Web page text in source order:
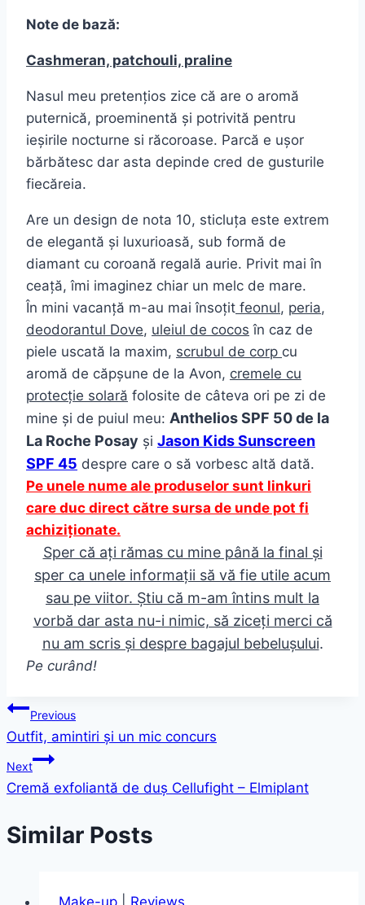
Note de bază:
Cashmeran, patchouli, praline
Nasul meu pretențios zice că are o aromă
puternică, proeminentă și potrivită pentru
ieșirile nocturne si răcoroase. Parcă e ușor
bărbătesc dar asta depinde cred de gusturile
fiecăreia.
Are un design de nota 10, sticluța este extrem
de elegantă și luxurioasă, sub formă de
diamant cu coroană regală aurie. Privit mai în
ceață, îmi imaginez chiar un melc de mare.
În mini vacanță m-au mai însoțit feonul, peria,
deodorantul Dove, uleiul de cocos în caz de
piele uscată la maxim, scrubul de corp cu
aromă de căpșune de la Avon, cremele cu
protecție solară folosite de câteva ori pe zi de
mine și de puiul meu: Anthelios SPF 50 de la
La Roche Posay și Jason Kids Sunscreen
SPF 45 despre care o să vorbesc altă dată.
Pe unele nume ale produselor sunt linkuri
care duc direct către sursa de unde pot fi
achiziționate.
Sper că ați rămas cu mine până la final și
sper ca unele informații să vă fie utile acum
sau pe viitor. Știu că m-am întins mult la
vorbă dar asta nu-i nimic, să ziceți merci că
nu am scris și despre bagajul bebelușului.
Pe curând!
Post
navigation
Previous
Outfit, amintiri și un mic concurs
Next
Cremă exfoliantă de duș Cellufight – Elmiplant
Similar Posts
Make-up Reviews